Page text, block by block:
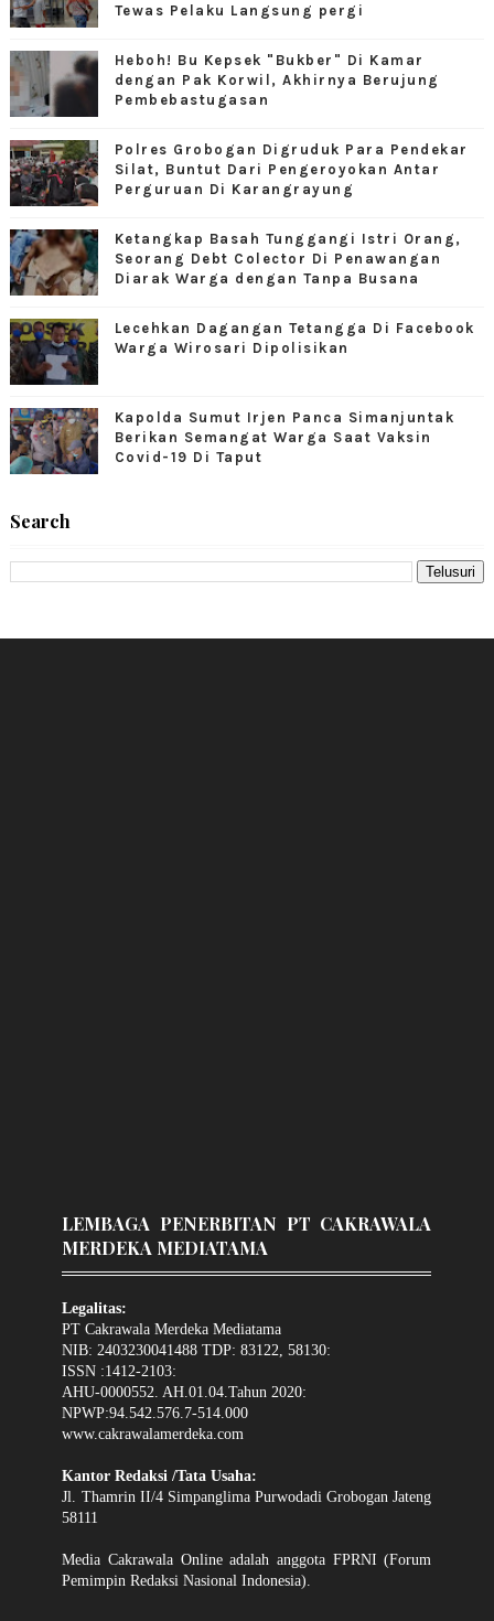
Tewas Pelaku Langsung pergi
Heboh! Bu Kepsek "Bukber" Di Kamar
dengan Pak Korwil, Akhirnya Berujung
Pembebastugasan
Polres Grobogan Digruduk Para Pendekar
Silat, Buntut Dari Pengeroyokan Antar
Perguruan Di Karangrayung
Ketangkap Basah Tunggangi Istri Orang,
Seorang Debt Colector Di Penawangan
Diarak Warga dengan Tanpa Busana
Lecehkan Dagangan Tetangga Di Facebook
Warga Wirosari Dipolisikan
Kapolda Sumut Irjen Panca Simanjuntak
Berikan Semangat Warga Saat Vaksin
Covid-19 Di Taput
Search
LEMBAGA PENERBITAN PT CAKRAWALA
MERDEKA MEDIATAMA
Legalitas:
PT Cakrawala Merdeka Mediatama
NIB: 2403230041488 TDP: 83122, 58130:
ISSN :1412-2103:
AHU-0000552. AH.01.04.Tahun 2020:
NPWP:94.542.576.7-514.000
www.cakrawalamerdeka.com
Kantor Redaksi /Tata Usaha:
Jl. Thamrin II/4 Simpanglima Purwodadi Grobogan Jateng
58111
Media Cakrawala Online adalah anggota FPRNI (Forum
Pemimpin Redaksi Nasional Indonesia).